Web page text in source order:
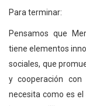
Para terminar:
Pensamos que
tiene elementos
sociales, que
y cooperación
necesita como es